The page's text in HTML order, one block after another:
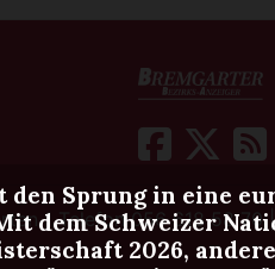
den Sprung in eine
dem Schweizer
2026,
1 Telefon 056 618 58 70